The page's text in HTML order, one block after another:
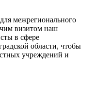
межрегионального
визитом наш
в сфере
области, чтобы
учреждений и